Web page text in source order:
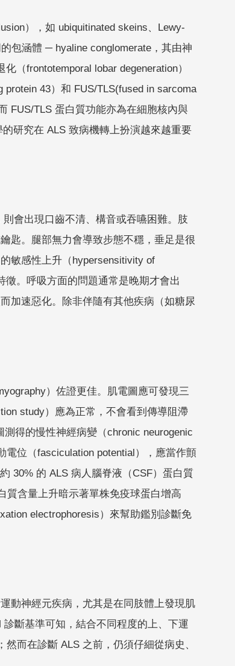
），如 ubiquitinated skeins、Lewy-
包涵體 ─ hyaline conglomerate，其由神
（frontotemporal lobar degeneration）
43）和 FUS/TLS(fused in sarcoma
FUS/TLS 蛋白質功能亦為在細胞核內與
研究在 ALS 致病機轉上扮演越來越重要
會出現口齒不清、構音或吞嚥困難。肢
匙。腿部無力會導致步態不穩，垂足是很
敏感性上升（hypersensitivity of
。呼吸方面的問題通常是晚期才會出
加速惡化。除非伴隨有其他疾病（如糖尿
）佐證更佳。肌電圖應可發現三
study）應為正常，不會看到傳導阻滯
得的慢性神經病變（chronic neurogenic
電位（fasciculation potential），應當作顫
30% 的 ALS 病人腦脊液（CSF）蛋白質
質含量上升暗示著單株免疫球蛋白增高
electrophoresis）來幫助鑑別診斷免
動神經元疾病，尤其是在同肢體上發現肌
斷基準可知，結合不同程度的上、下運
而在診斷 ALS 之前，仍須仔細從病史、